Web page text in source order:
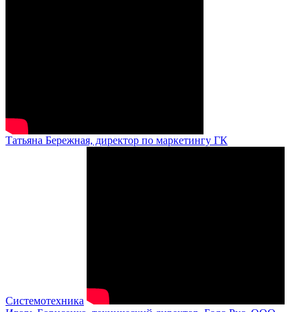
Татьяна Бережная, директор по маркетингу ГК
Системотехника